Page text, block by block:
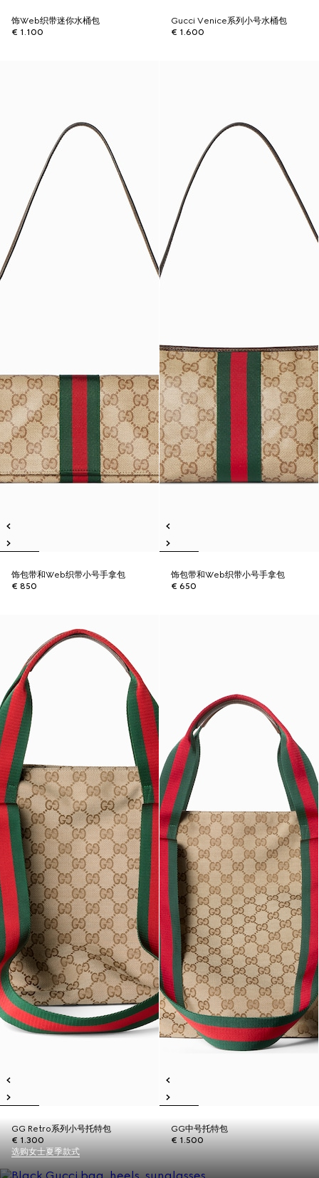
饰Web织带迷你水桶包
€ 1.100
Gucci Venice系列小号水桶包
€ 1.600
饰包带和Web织带小号手拿包
€ 850
饰包带和Web织带小号手拿包
€ 650
GG Retro系列小号托特包
€ 1.300
GG中号托特包
€ 1.500
选购女士夏季款式